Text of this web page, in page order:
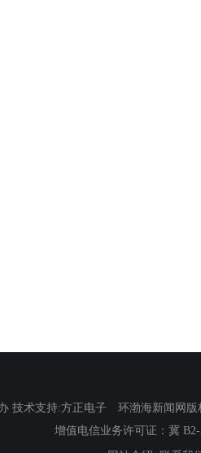
技术支持:方正电子 环渤海新闻网版
增值电信业务许可证：冀 B2-